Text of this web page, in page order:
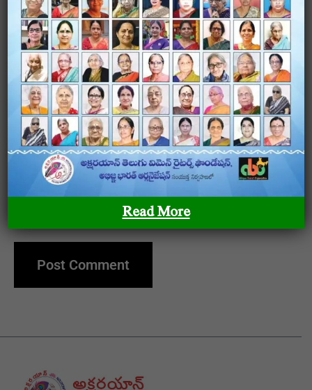
Email*
Website
Save my name, email, and website in this browser
for the next time I comment.
Read More